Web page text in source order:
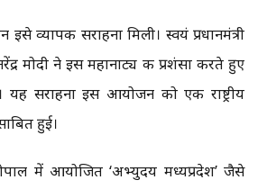
इसे व्यापक सराहना मिली। स्वयं प्रधानमंत्री
मोदी ने इस महानाट्य की प्रशंसा करते हुए
यह सराहना इस आयोजन को एक राष्ट्रीय
हुई।
में आयोजित ‘अभ्युदय मध्यप्रदेश’ जैसे